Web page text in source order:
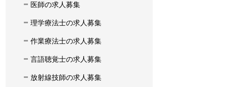
医師の求人募集
理学療法士の求人募集
作業療法士の求人募集
言語聴覚士の求人募集
放射線技師の求人募集